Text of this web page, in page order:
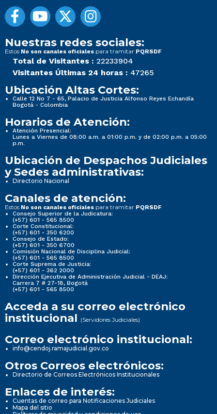
Nuestras redes sociales:
Estos No son canales oficiales para tramitar PQRSDF
Total de Visitantes : 22233904
Visitantes Últimas 24 horas : 47265
Ubicación Altas Cortes:
Calle 12 No 7 - 65, Palacio de Justicia Alfonso Reyes Echandía
Bogotá - Colombia
Horarios de Atención:
Atención Presencial:
Lunes a Viernes de 08:00 a.m. a 01:00 p.m. y de 02:00 p.m. a 05:00
p.m.
Ubicación de Despachos Judiciales
y Sedes administrativas:
Directorio Nacional
Canales de atención:
Estos No son canales oficiales para tramitar PQRSDF
Consejo Superior de la Judicatura:
(+57) 601 - 565 8500
Corte Constitucional:
(+57) 601 - 350 6200
Consejo de Estado:
(+57) 601 - 350 6700
Comisión Nacional de Disciplina Judicial:
(+57) 601 - 565 8500
Corte Suprema de Justicia:
(+57) 601 - 362 2000
Dirección Ejecutiva de Administración Judicial - DEAJ:
Carrera 7 # 27-18, Bogotá
(+57) 601 - 565 8500
Acceda a su correo electrónico
institucional (Servidores Judiciales)
Correo electrónico institucional:
info@cendoj.ramajudicial.gov.co
Otros Correos electrónicos:
Directorio de Correos Electrónicos Institucionales
Enlaces de interés:
Cuentas de correo para Notificaciones Judiciales
Mapa del sitio